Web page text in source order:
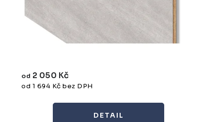
od 1 694 Kč bez DPH
od 2 050 Kč